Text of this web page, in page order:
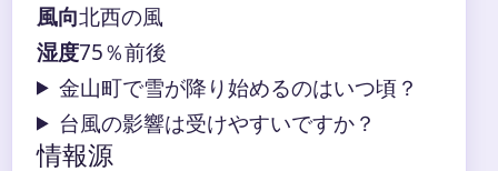
風向北西の風
湿度75％前後
金山町で雪が降り始めるのはいつ頃？
台風の影響は受けやすいですか？
情報源